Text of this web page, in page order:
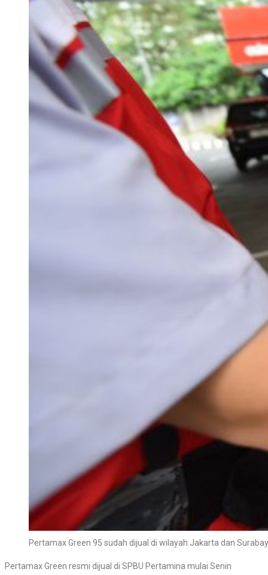
Pertamax Green 95 sudah dijual di wilayah Jakarta dan
Pertamax Green resmi dijual di SPBU Pertamina mulai Senin